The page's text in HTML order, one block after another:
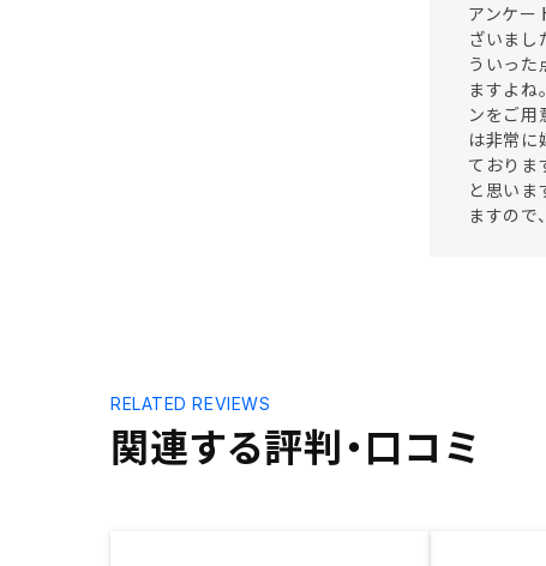
アンケー
ざいまし
ういった
ますよね
ンをご用
は非常に
ておりま
と思い
ますので
関連する評判・口コミ
RELATED REVIEWS